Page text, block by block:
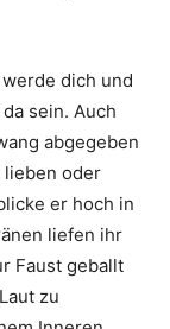
dich und
sein. Auch
abgegeben
lieben oder
er hoch in
liefen ihr
Faust geballt
zu